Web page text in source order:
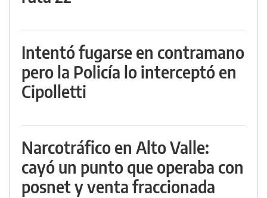
Intentó fugarse en contramano
pero la Policía lo interceptó en
Cipolletti
Narcotráfico en Alto Valle:
cayó un punto que operaba con
posnet y venta fraccionada